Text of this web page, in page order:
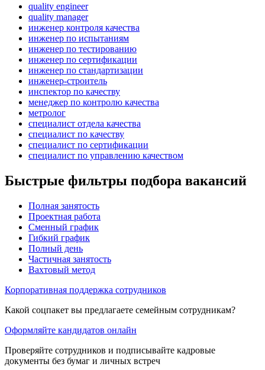
quality engineer
quality manager
инженер контроля качества
инженер по испытаниям
инженер по тестированию
инженер по сертификации
инженер по стандартизации
инженер-строитель
инспектор по качеству
менеджер по контролю качества
метролог
специалист отдела качества
специалист по качеству
специалист по сертификации
специалист по управлению качеством
Быстрые фильтры подбора вакансий
Полная занятость
Проектная работа
Сменный график
Гибкий график
Полный день
Частичная занятость
Вахтовый метод
Корпоративная поддержка сотрудников
Какой соцпакет вы предлагаете семейным сотрудникам?
Оформляйте кандидатов онлайн
Проверяйте сотрудников и подписывайте кадровые
документы без бумаг и личных встреч